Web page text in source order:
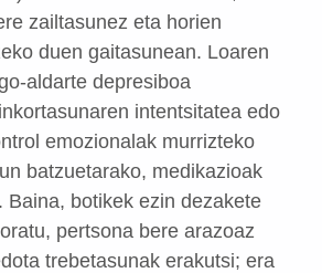
zailtasunez eta horien
duen gaitasunean. Loaren
aldarte depresiboa
intentsitatea edo
emozionalak murrizteko
batzuetarako, medikazioak
Baina, botikek ezin dezakete
pertsona bere arazoaz
trebetasunak erakutsi; era